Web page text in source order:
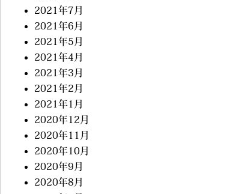
2021年7月
2021年6月
2021年5月
2021年4月
2021年3月
2021年2月
2021年1月
2020年12月
2020年11月
2020年10月
2020年9月
2020年8月